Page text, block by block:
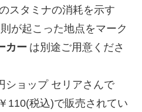
スタミナの消耗を示す
が起こった地点をマーク
カー は別途ご用意くださ
ショップ セリアさんで
110(税込)で販売されてい